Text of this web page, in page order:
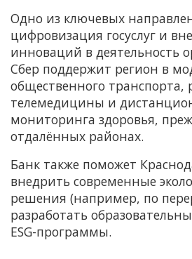
Одно из ключевых
цифровизация госуслуг и
инноваций в деятельность
Сбер поддержит регион в
общественного транспорта,
телемедицины и
мониторинга здоровья,
отдалённых районах.
Банк также поможет
внедрить современные
решения (например, по
разработать
ESG-программы.